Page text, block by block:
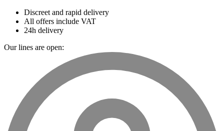
Discreet and rapid delivery
All offers include VAT
24h delivery
Our lines are open: